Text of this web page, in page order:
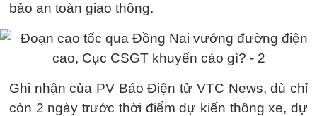
bảo an toàn giao thông.
Ghi nhận của PV Báo Điện tử VTC News, dù chỉ
còn 2 ngày trước thời điểm dự kiến thông xe, dự